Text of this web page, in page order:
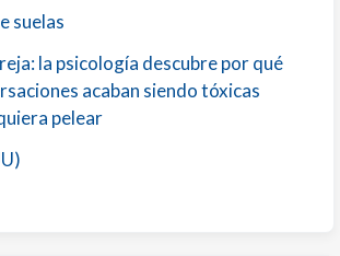
suelas
la psicología descubre por qué
acaban siendo tóxicas
pelear